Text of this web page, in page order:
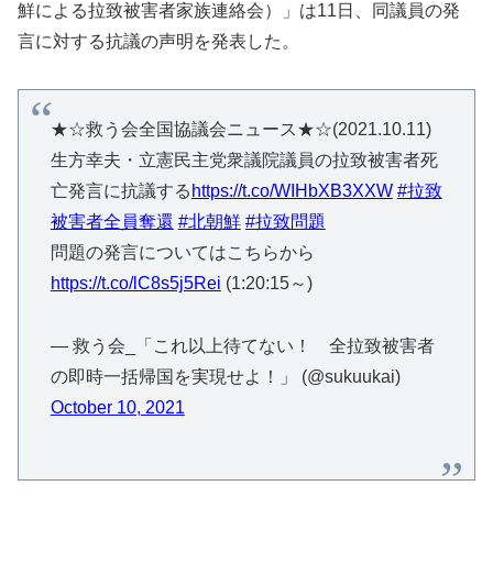
鮮による拉致被害者家族連絡会）」は11日、同議員の発
言に対する抗議の声明を発表した。
★☆救う会全国協議会ニュース★☆(2021.10.11)
生方幸夫・立憲民主党衆議院議員の拉致被害者死
亡発言に抗議する https://t.co/WIHbXB3XXW #拉致
被害者全員奪還 #北朝鮮 #拉致問題
問題の発言についてはこちらから
https://t.co/lC8s5j5Rei (1:20:15～)
— 救う会_「これ以上待てない！ 全拉致被害者
の即時一括帰国を実現せよ！」 (@sukuukai)
October 10, 2021